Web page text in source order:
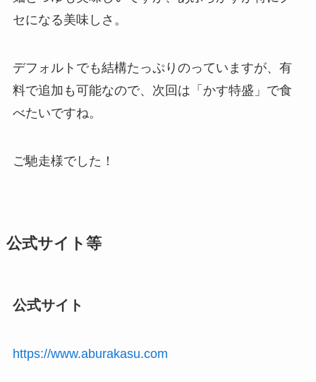
セになる美味しさ。
デフォルトでも結構たっぷりのっていますが、有
料で追加も可能なので、次回は「かす特盛」で食
べたいですね。
ご馳走様でした！
公式サイト等
公式サイト
https://www.aburakasu.com